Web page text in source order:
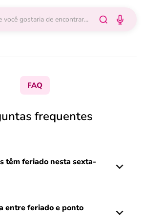
FAQ
frequentes
têm feriado nesta sexta-
entre feriado e ponto